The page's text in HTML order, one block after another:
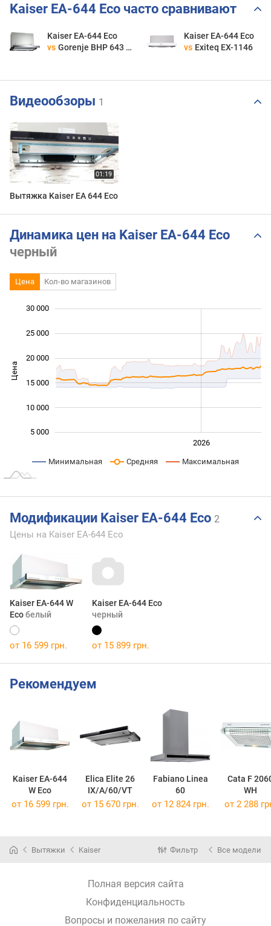
Kaiser EA-644 Eco часто сравнивают
Kaiser EA-644 Eco
vs Gorenje BHP 643 A5 BG
Kaiser EA-644 Eco
vs Exiteq EX-1146
Видеообзоры 1
Вытяжка Kaiser EA 644 Eco
Динамика цен на Kaiser EA-644 Eco
черный
Цена Кол-во магазинов
Цена
5 000
10 000
15 000
20 000
25 000
30 000
2026
Минимальная Средняя Максимальная
Модификации Kaiser EA-644 Eco 2
Цены на Kaiser EA-644 Eco
Kaiser EA-644 W
Ecoбелый
Kaiser EA-644 Eco
черный
от 16 599 грн. от 15 899 грн.
Рекомендуем
Kaiser EA-644
W Eco
Elica Elite 26
IX/A/60/VT
Fabiano Linea
60
Cata F
WH
от 16 599 грн. от 15 670 грн. от 12 824 грн. от 2 288
Вытяжки Kaiser Фильтр Все модели
Полная версия сайта
Конфиденциальность
Вопросы и пожелания по сайту